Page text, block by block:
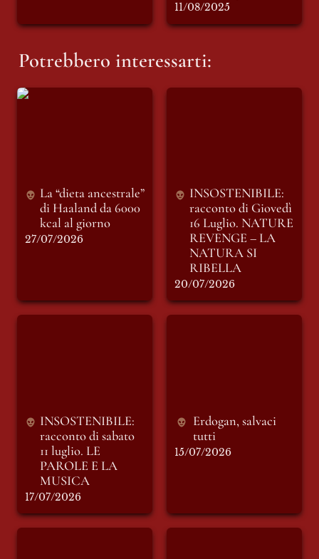
11/08/2025
Potrebbero interessarti:
La “dieta ancestrale”
La “dieta ancestrale”
di Haaland da 6000
kcal al giorno
27/07/2026
INSOSTENIBILE:
INSOSTENIBILE:
racconto di Giovedì
16 Luglio. NATURE
REVENGE – LA
NATURA SI
RIBELLA
20/07/2026
INSOSTENIBILE:
racconto di sabato
11 luglio. LE
PAROLE E LA
MUSICA
17/07/2026
Erdogan, salvaci
tutti
15/07/2026